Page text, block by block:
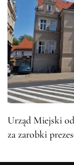
Urząd Miejski
za zarobki